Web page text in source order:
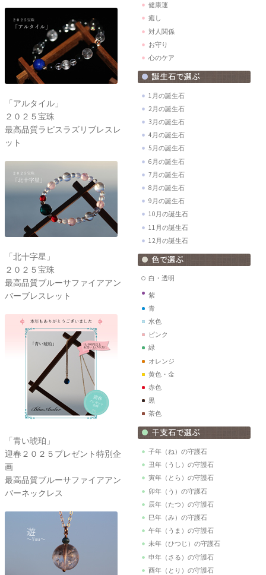
「アルタイル」
２０２５宝珠
最高品質ラピスラズリブレスレ
ット
「北十字星」
２０２５宝珠
最高品質ブルーサファイアアン
バーブレスレット
「青い琥珀」
迎春２０２５プレゼント特別企
画
最高品質ブルーサファイアアン
バーネックレス
健康運
癒し
対人関係
お守り
心のケア
1月の誕生石
2月の誕生石
3月の誕生石
4月の誕生石
5月の誕生石
6月の誕生石
7月の誕生石
8月の誕生石
9月の誕生石
10月の誕生石
11月の誕生石
12月の誕生石
白・透明
紫
青
水色
ピンク
緑
オレンジ
黄色・金
赤色
黒
茶色
子年（ね）の守護石
丑年（うし）の守護石
寅年（とら）の守護石
卯年（う）の守護石
辰年（たつ）の守護石
巳年（み）の守護石
午年（うま）の守護石
未年（ひつじ）の守護石
申年（さる）の守護石
酉年（とり）の守護石